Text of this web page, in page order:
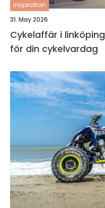
inspiration
31. May 2026
Cykelaffär i linköping så väljer du rätt butik
för din cykelvardag